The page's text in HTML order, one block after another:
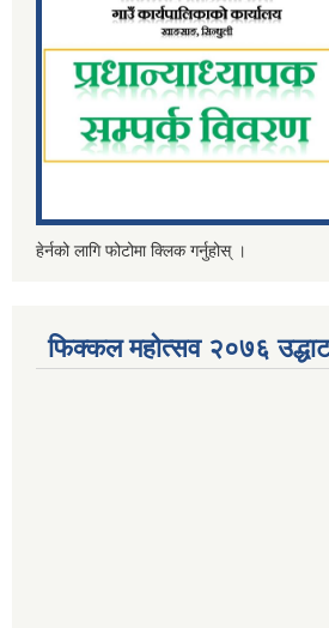
हेर्नको लागि फोटोमा क्लिक गर्नुहोस् ।
फिक्कल महोत्सव २०७६